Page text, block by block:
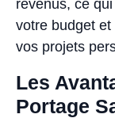
revenus, ce
votre budget et
vos projets
Les
Portage